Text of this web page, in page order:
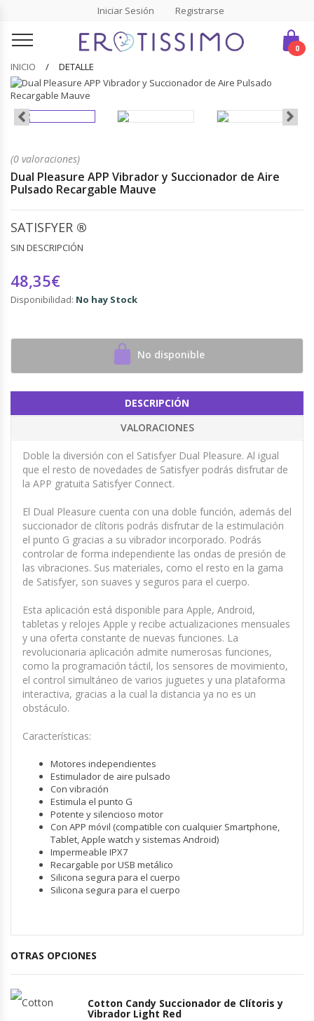
Iniciar Sesión Registrarse
0
INICIO DETALLE
(0 valoraciones)
Dual Pleasure APP Vibrador y Succionador de Aire
Pulsado Recargable Mauve
SATISFYER ®
SIN DESCRIPCIÓN
48,35€
Disponibilidad: No hay Stock
No disponible
DESCRIPCIÓN
VALORACIONES
Doble la diversión con el Satisfyer Dual Pleasure. Al igual
que el resto de novedades de Satisfyer podrás disfrutar de
la APP gratuita Satisfyer Connect.
El Dual Pleasure cuenta con una doble función, además del
succionador de clítoris podrás disfrutar de la estimulación
el punto G gracias a su vibrador incorporado. Podrás
controlar de forma independiente las ondas de presión de
las vibraciones. Sus materiales, como el resto en la gama
de Satisfyer, son suaves y seguros para el cuerpo.
Esta aplicación está disponible para Apple, Android,
tabletas y relojes Apple y recibe actualizaciones mensuales
y una oferta constante de nuevas funciones. La
revolucionaria aplicación admite numerosas funciones,
como la programación táctil, los sensores de movimiento,
el control simultáneo de varios juguetes y una plataforma
interactiva, gracias a la cual la distancia ya no es un
obstáculo.
Características:
Motores independientes
Estimulador de aire pulsado
Con vibración
Estimula el punto G
Potente y silencioso motor
Con APP móvil (compatible con cualquier Smartphone,
Tablet, Apple watch y sistemas Android)
Impermeable IPX7
Recargable por USB metálico
Silicona segura para el cuerpo
Silicona segura para el cuerpo
OTRAS OPCIONES
Cotton Candy Succionador de Clítoris y
Vibrador Light Red